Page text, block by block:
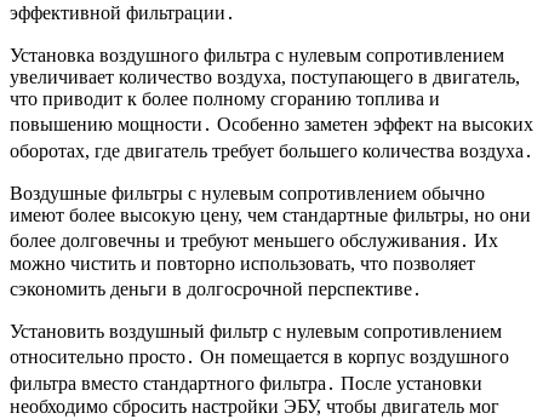
эффективной фильтрации․
Установка воздушного фильтра с нулевым сопротивлением
увеличивает количество воздуха, поступающего в двигатель,
что приводит к более полному сгоранию топлива и
повышению мощности․ Особенно заметен эффект на высоких
оборотах, где двигатель требует большего количества воздуха․
Воздушные фильтры с нулевым сопротивлением обычно
имеют более высокую цену, чем стандартные фильтры, но они
более долговечны и требуют меньшего обслуживания․ Их
можно чистить и повторно использовать, что позволяет
сэкономить деньги в долгосрочной перспективе․
Установить воздушный фильтр с нулевым сопротивлением
относительно просто․ Он помещается в корпус воздушного
фильтра вместо стандартного фильтра․ После установки
необходимо сбросить настройки ЭБУ, чтобы двигатель мог